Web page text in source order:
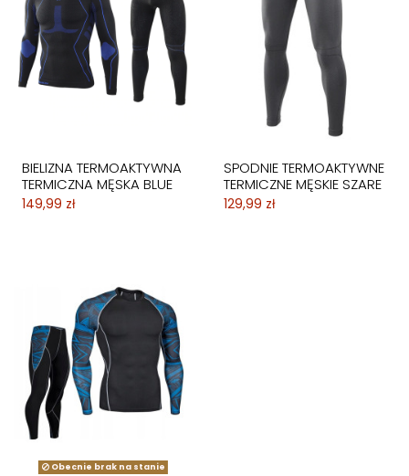
BIELIZNA TERMOAKTYWNA
TERMICZNA MĘSKA BLUE
149,99 zł
SPODNIE TERMOAKTYWNE
TERMICZNE MĘSKIE SZARE
129,99 zł
Obecnie brak na stanie